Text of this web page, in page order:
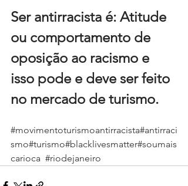
Ser antirracista é: Atitude
ou comportamento de
oposição ao racismo e
isso pode e deve ser feito
no mercado de turismo.
#movimentoturismoantirracista#antirraci
smo#turismo#blacklivesmatter#soumais
carioca #riodejaneiro